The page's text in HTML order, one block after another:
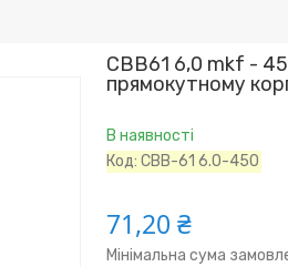
CBB61 6,0 mkf -
прямокутному
В наявності
Код:CBB-61 6.0-450
71,20 ₴
Мінімальна сума